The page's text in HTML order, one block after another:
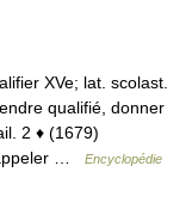
XVe; lat. scolast.
qualifié, donner
2 ♦ (1679)
…
Encyclopédie